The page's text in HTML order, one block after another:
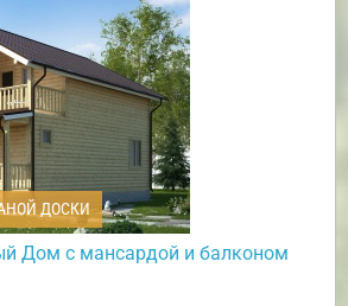
ДОСКИ
Дом с мансардой и балконом